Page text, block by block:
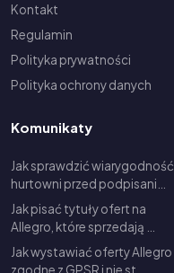
Kontakt
Regulamin
Polityka prywatności
Polityka ochrony danych
Komunikaty
Jak sprawdzić wiarygodność
hurtowni przed podpisani…
Jak pisać tytuły ofert na
Allegro, które sprzedają …
Jak wystawiać oferty Allegro
zgodne z GPSR i nie st…